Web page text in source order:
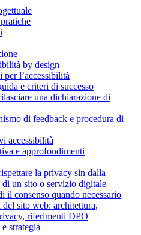
by design
per l’accessibilità
e criteri di successo
una dichiarazione di
di feedback e procedura di
accessibilità
e approfondimenti
la privacy sin dalla
di un sito o servizio digitale
il consenso quando necessario
del sito web: architettura,
riferimenti DPO
strategia